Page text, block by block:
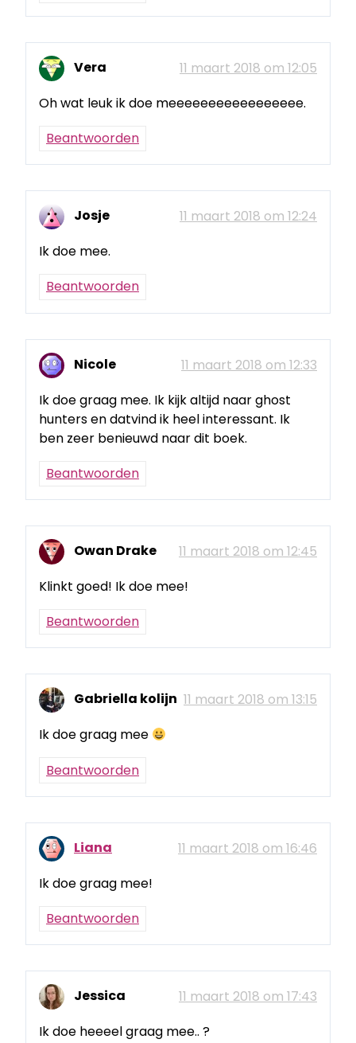
Vera
11 maart 2018 om 12:05
Oh wat leuk ik doe meeeeeeeeeeeeeeeee.
Beantwoorden
Josje
11 maart 2018 om 12:24
Ik doe mee.
Beantwoorden
Nicole
11 maart 2018 om 12:33
Ik doe graag mee. Ik kijk altijd naar ghost
hunters en datvind ik heel interessant. Ik
ben zeer benieuwd naar dit boek.
Beantwoorden
Owan Drake
11 maart 2018 om 12:45
Klinkt goed! Ik doe mee!
Beantwoorden
Gabriella kolijn 11 maart 2018 om 13:15
Ik doe graag mee
Beantwoorden
Liana
11 maart 2018 om 16:46
Ik doe graag mee!
Beantwoorden
Jessica
11 maart 2018 om 17:43
Ik doe heeeel graag mee.. ?